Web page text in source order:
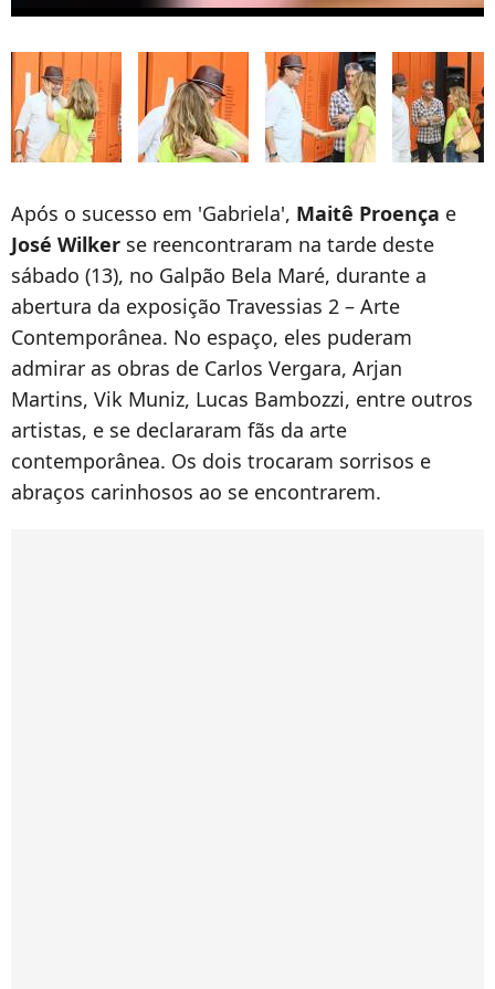
Após o sucesso em 'Gabriela', Maitê Proença e
José Wilker se reencontraram na tarde deste
sábado (13), no Galpão Bela Maré, durante a
abertura da exposição Travessias 2 – Arte
Contemporânea. No espaço, eles puderam
admirar as obras de Carlos Vergara, Arjan
Martins, Vik Muniz, Lucas Bambozzi, entre outros
artistas, e se declararam fãs da arte
contemporânea. Os dois trocaram sorrisos e
abraços carinhosos ao se encontrarem.